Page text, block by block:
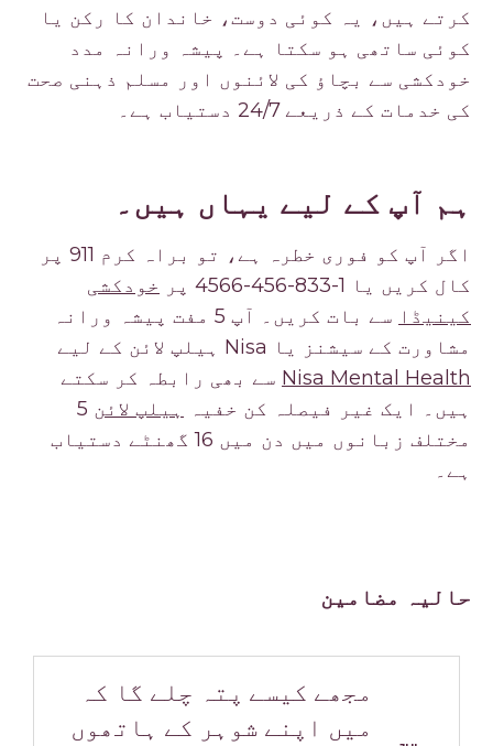
کرتے ہیں، یہ کوئی دوست، خاندان کا رکن یا
کوئی ساتھی ہو سکتا ہے۔ پیشہ ورانہ مدد
خودکشی سے بچاؤ کی لائنوں اور مسلم ذہنی صحت
کی خدمات کے ذریعے 24/7 دستیاب ہے۔
ہم آپ کے لیے یہاں ہیں۔
اگر آپ کو فوری خطرہ ہے، تو براہ کرم 911 پر
کال کریں یا 1-833-456-4566 پر
خودکشی
کینیڈا
سے بات کریں۔ آپ 5 مفت پیشہ ورانہ
مشاورت کے سیشنز یا Nisa ہیلپ لائن کے لیے
Nisa Mental Healthسے بھی رابطہ کر سکتے
ہیں۔ ایک غیر فیصلہ کن خفیہہیلپ لائن 5
مختلف زبانوں میں دن میں 16 گھنٹے دستیاب
ہے۔
حالیہ مضامین
مجھے کیسے پتہ چلے گا کہ
میں اپنے شوہر کے ہاتھوں